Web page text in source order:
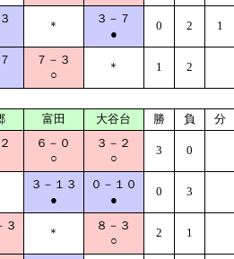
＊
３－７
●
0 2 1
７－３
○
＊ 1 2
富田 大谷台 勝 負 分
６－０
○
３－２
○
3 0
３－１３
●
０－１０
●
0 3
３
＊
８－３
○
2 1